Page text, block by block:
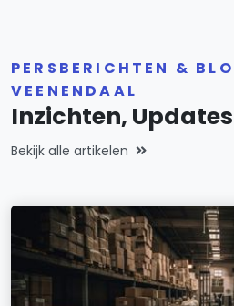
PERSBERICHTEN &
VEENENDAAL
Inzichten,
Bekijk alle artikelen